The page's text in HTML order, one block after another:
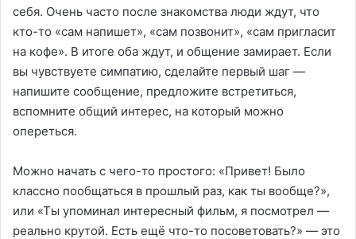
себя. Очень часто после знакомства люди ждут, что
кто-то «сам напишет», «сам позвонит», «сам пригласит
на кофе». В итоге оба ждут, и общение замирает. Если
вы чувствуете симпатию, сделайте первый шаг —
напишите сообщение, предложите встретиться,
вспомните общий интерес, на который можно
опереться.
Можно начать с чего-то простого: «Привет! Было
классно пообщаться в прошлый раз, как ты вообще?»,
или «Ты упоминал интересный фильм, я посмотрел —
реально крутой. Есть ещё что-то посоветовать?» — это